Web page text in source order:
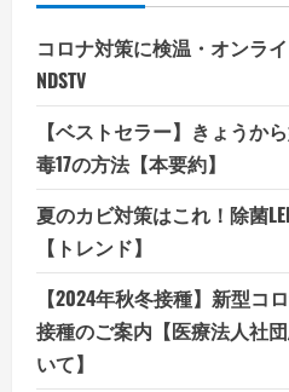
コロナ対策に検温・オンラ
NDSTV
【ベストセラー】きょうか
毒17の方法【本要約】
夏のカビ対策はこれ！除菌
【トレンド】
【2024年秋冬接種】新型コ
接種のご案内【医療法人社
いて】